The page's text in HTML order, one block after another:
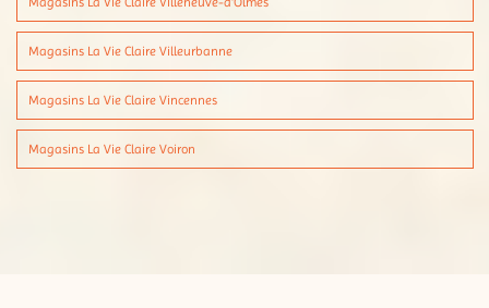
Magasins La Vie Claire Villeurbanne
Magasins La Vie Claire Vincennes
Magasins La Vie Claire Voiron